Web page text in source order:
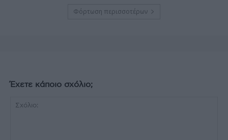
Φόρτωση περισσοτέρων
Έχετε κάποιο σχόλιο;